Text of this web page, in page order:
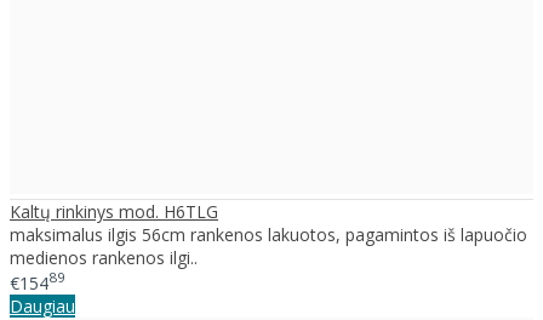
Kaltų rinkinys mod. H6TLG
maksimalus ilgis 56cm rankenos lakuotos, pagamintos iš lapuočio
medienos rankenos ilgi..
€15489
Daugiau